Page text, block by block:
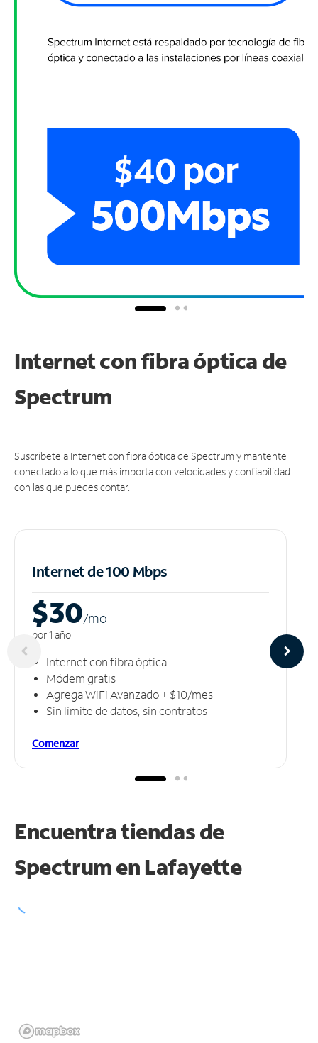
Internet con fibra óptica de
Spectrum
Suscríbete a Internet con fibra óptica de Spectrum y mantente
conectado a lo que más importa con velocidades y confiabilidad
con las que puedes contar.
Internet de 100 Mbps
$30/mo
por 1 año
Internet con fibra óptica
Módem gratis
Agrega WiFi Avanzado + $10/mes
Sin límite de datos, sin contratos
Comenzar
Encuentra tiendas de
Spectrum en Lafayette